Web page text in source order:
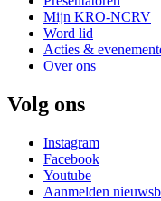
Mijn KRO-NCRV
Word lid
Acties &
Over ons
Volg ons
Instagram
Facebook
Youtube
Aanmelden